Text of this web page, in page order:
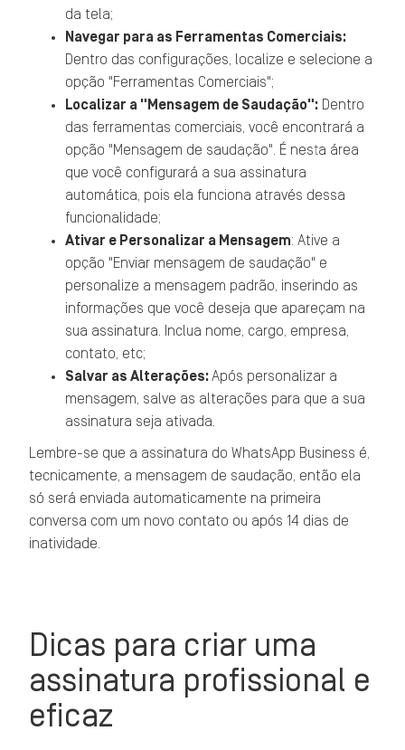
da tela;
Navegar para as Ferramentas Comerciais:
Dentro das configurações, localize e selecione a
opção "Ferramentas Comerciais";
Localizar a "Mensagem de Saudação": Dentro
das ferramentas comerciais, você encontrará a
opção "Mensagem de saudação". É nesta área
que você configurará a sua assinatura
automática, pois ela funciona através dessa
funcionalidade;
Ativar e Personalizar a Mensagem: Ative a
opção "Enviar mensagem de saudação" e
personalize a mensagem padrão, inserindo as
informações que você deseja que apareçam na
sua assinatura. Inclua nome, cargo, empresa,
contato, etc;
Salvar as Alterações:Após personalizar a
mensagem, salve as alterações para que a sua
assinatura seja ativada.
Lembre-se que a assinatura do WhatsApp Business é,
tecnicamente, a mensagem de saudação, então ela
só será enviada automaticamente na primeira
conversa com um novo contato ou após 14 dias de
inatividade.
Dicas para criar uma
assinatura profissional e
eficaz